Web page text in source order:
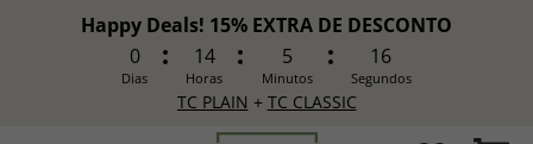
Happy Deals! 15% EXTRA DE DESCONTO
0
Dias
14
Horas
5
Minutos
14
Segundos
TC PLAIN + TC CLASSIC